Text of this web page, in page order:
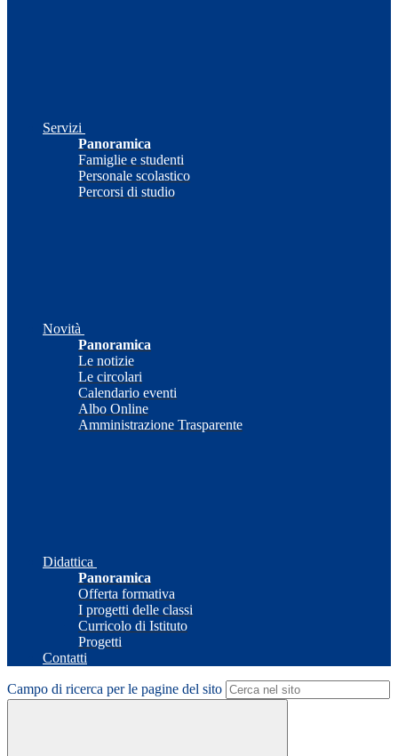
Servizi
Panoramica
Famiglie e studenti
Personale scolastico
Percorsi di studio
Novità
Panoramica
Le notizie
Le circolari
Calendario eventi
Albo Online
Amministrazione Trasparente
Didattica
Panoramica
Offerta formativa
I progetti delle classi
Curricolo di Istituto
Progetti
Contatti
Campo di ricerca per le pagine del sito